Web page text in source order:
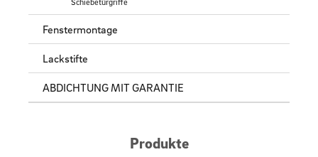
Fenstermontage
Lackstifte
ABDICHTUNG MIT GARANTIE
Produkte